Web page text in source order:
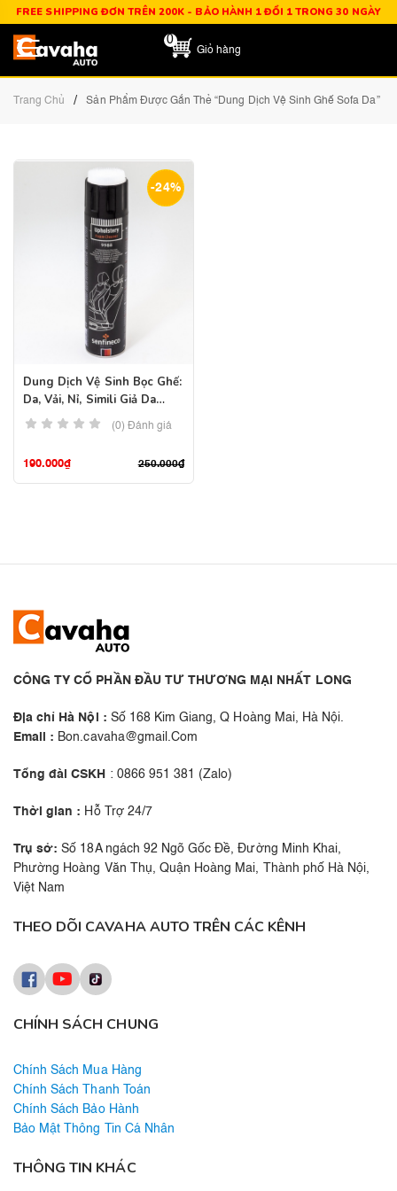
FREE SHIPPING ĐƠN TRÊN 200K - BẢO HÀNH 1 ĐỔI 1 TRONG 30 NGÀY
0
Giỏ hàng
Trang Chủ / Sản Phẩm Được Gắn Thẻ “Dung Dịch Vệ Sinh Ghế Sofa Da”
-24%
Dung Dịch Vệ Sinh Bọc Ghế:
Da, Vải, Nỉ, Simili Giả Da
Senfineco 9988
(0) Đánh giá
250.000₫
190.000₫
CÔNG TY CỔ PHẦN ĐẦU TƯ THƯƠNG MẠI NHẤT LONG
Địa chỉ Hà Nội : Số 168 Kim Giang, Q Hoàng Mai, Hà Nội.
Email : Bon.cavaha@gmail.Com
Tổng đài CSKH : 0866 951 381 (Zalo)
Thời gian : Hỗ Trợ 24/7
Trụ sở: Số 18A ngách 92 Ngõ Gốc Đề, Đường Minh Khai,
Phường Hoàng Văn Thụ, Quận Hoàng Mai, Thành phố Hà Nội,
Việt Nam
CHÍNH SÁCH CHUNG
Chính Sách Mua Hàng
Chính Sách Thanh Toán
Chính Sách Bảo Hành
Bảo Mật Thông Tin Cá Nhân
THÔNG TIN KHÁC
THEO DÕI CAVAHA AUTO TRÊN CÁC KÊNH